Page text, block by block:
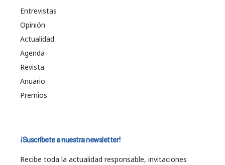
Entrevistas
Opinión
Actualidad
Agenda
Revista
Anuario
Premios
¡Suscríbete a nuestra newsletter!
Recibe toda la actualidad responsable, invitaciones